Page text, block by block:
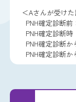
＜Aさんが受け
PNH確定診断前
PNH確定診断
PNH確定診断
PNH確定診断